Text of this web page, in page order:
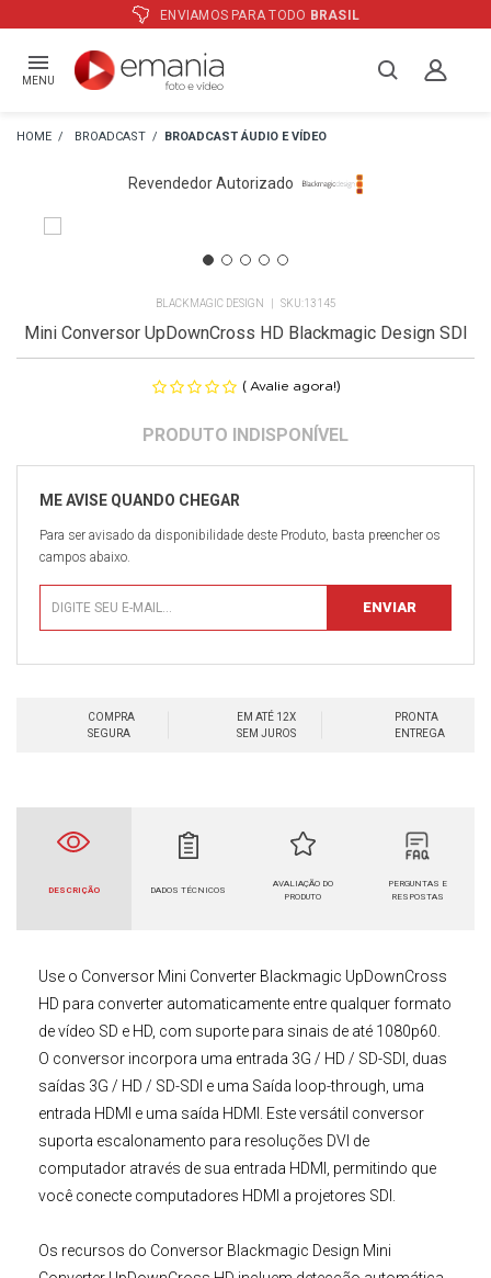
ATÉ12X E PREÇO ESPECIAL
MENU
BROADCAST BROADCAST ÁUDIO E VÍDEO
Revendedor Autorizado
BLACKMAGIC DESIGN 13145
Mini Conversor UpDownCross HD Blackmagic Design SDI
( Avalie agora!)
Para ser avisado da disponibilidade deste Produto, basta preencher os
campos abaixo.
COMPRA
SEGURA
EM ATÉ 12X
SEM JUROS
PRONTA
ENTREGA
DESCRIÇÃO DADOS TÉCNICOS
AVALIAÇÃO DO
PRODUTO
PERGUNTAS E
RESPOSTAS
Use o Conversor Mini Converter Blackmagic UpDownCross
HD para converter automaticamente entre qualquer formato
de vídeo SD e HD, com suporte para sinais de até 1080p60.
O conversor incorpora uma entrada 3G / HD / SD-SDI, duas
saídas 3G / HD / SD-SDI e uma Saída loop-through, uma
entrada HDMI e uma saída HDMI. Este versátil conversor
suporta escalonamento para resoluções DVI de
computador através de sua entrada HDMI, permitindo que
você conecte computadores HDMI a projetores SDI.
Os recursos do Conversor Blackmagic Design Mini